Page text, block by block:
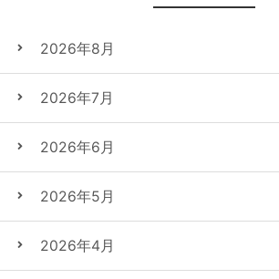
2026年8月
2026年7月
2026年6月
2026年5月
2026年4月